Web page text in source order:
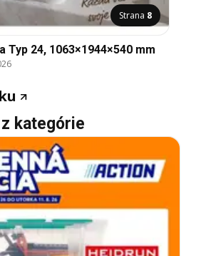
Strana 8
Typ 24, 1063×1944×540 mm
kategórie